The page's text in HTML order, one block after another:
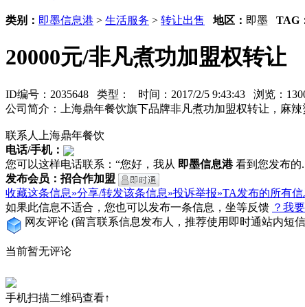
类别： 即墨信息港 > 生活服务 > 转让出售 地区： 即墨 TAG
20000元/非凡煮功加盟权转让
ID编号：2035648 类型： 时间：2017/2/5 9:43:43 浏览：
公司简介：上海鼎年餐饮旗下品牌非凡煮功加盟权转让，麻
联系人上海鼎年餐饮
电话/手机：
您可以这样电话联系：“您好，我从 即墨信息港看到您发布的
发布会员：招合作加盟
收藏这条信息»分享/转发该条信息»投诉举报»TA发布的所有信
如果此信息不适合，您也可以发布一条信息，坐等反馈 ？我
网友评论 (留言联系信息发布人，推荐使用即时通站内短
当前暂无评论
手机扫描二维码查看↑